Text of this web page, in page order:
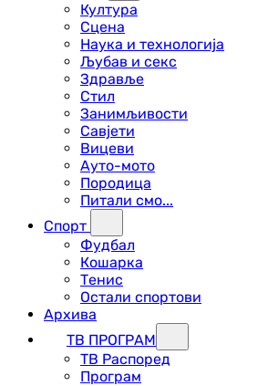
Култура
Сцена
Наука и технологија
Љубав и секс
Здравље
Стил
Занимљивости
Савјети
Вицеви
Ауто-мото
Породица
Питали смо...
Спорт
Фудбал
Кошарка
Тенис
Остали спортови
Архива
ТВ ПРОГРАМ
ТВ Распоред
Програм